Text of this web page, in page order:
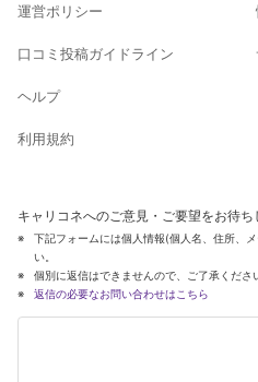
運営ポリシー
口コミ投稿ガイドライン
ヘルプ
利用規約
キャリコネへのご意見・ご要望をお待ち
下記フォームには個人情報(個人名、住所、
い。
個別に返信はできませんので、ご了承くださ
返信の必要なお問い合わせはこちら